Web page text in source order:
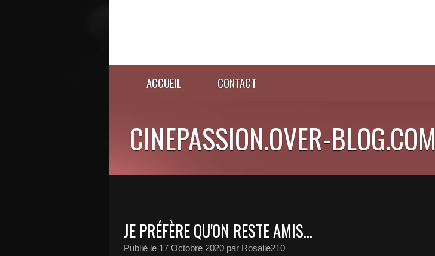
ACCUEIL CONTACT
CINEPASSION.OVER-BLOG.COM
JE PRÉFÈRE QU'ON RESTE AMIS...
Publié le 17 Octobre 2020 par Rosalie210